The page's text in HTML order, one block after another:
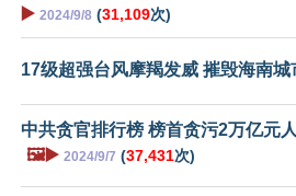
▶️ 2024/9/8 (31,109次)
17级超强台风摩羯发威 摧毁海南城
中共贪官排行榜 榜首贪污2万亿元
🖼️▶️ 2024/9/7 (37,431次)